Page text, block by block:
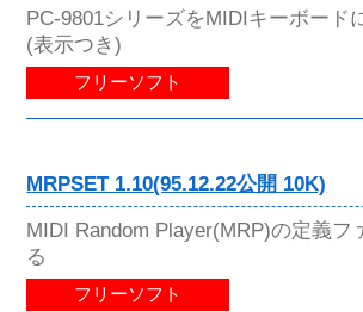
PC-9801シリーズをMIDIキーボード
(表示つき)
フリーソフト
MRPSET 1.10(95.12.22公開 10K)
MIDI Random Player(MRP)の定義フ
る
フリーソフト